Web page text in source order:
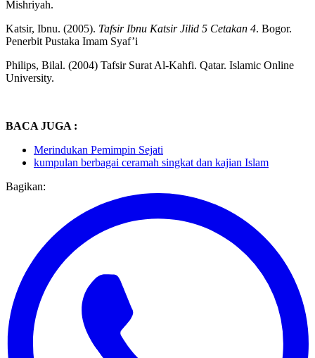
Al-Qurtubi, M.A. (1994)
Katsir, Ibnu. (2005).Tafsir Ibnu Katsir Jilid
Philips, Bilal. (2004) Tafsir Surat Al-Kahfi. Qatar. Islamic Online
Merindukan Pemimpin Sejati